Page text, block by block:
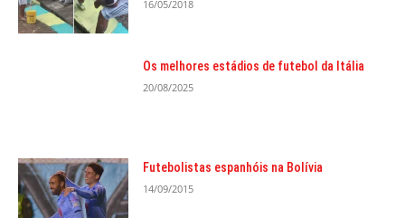
16/05/2018
Os melhores estádios de futebol da Itália
20/08/2025
Futebolistas espanhóis na Bolívia
14/09/2015